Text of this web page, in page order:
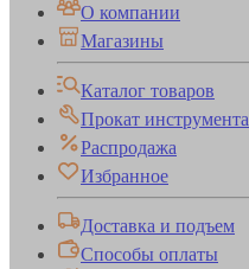
О компании
Магазины
Каталог товаров
Прокат инструмента
Распродажа
Избранное
Доставка и подъем
Способы оплаты